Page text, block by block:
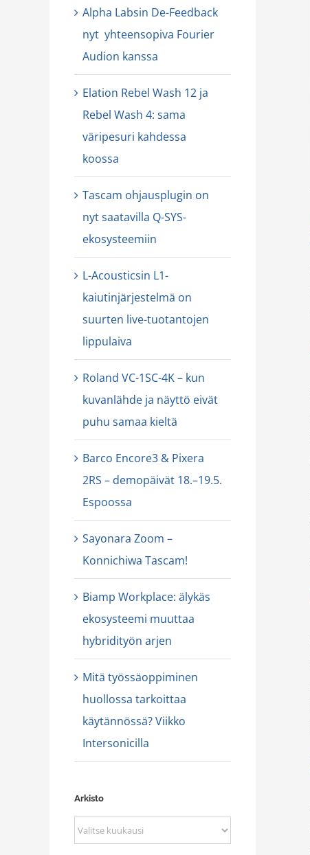
Alpha Labsin De-Feedback
nyt yhteensopiva Fourier
Audion kanssa
Elation Rebel Wash 12 ja
Rebel Wash 4: sama
väripesuri kahdessa
koossa
Tascam ohjausplugin on
nyt saatavilla Q-SYS-
ekosysteemiin
L-Acousticsin L1-
kaiutinjärjestelmä on
suurten live-tuotantojen
lippulaiva
Roland VC-1SC-4K – kun
kuvanlähde ja näyttö eivät
puhu samaa kieltä
Barco Encore3 & Pixera
2RS – demopäivät 18.–19.5.
Espoossa
Sayonara Zoom –
Konnichiwa Tascam!
Biamp Workplace: älykäs
ekosysteemi muuttaa
hybridityön arjen
Mitä työssäoppiminen
huollossa tarkoittaa
käytännössä? Viikko
Intersonicilla
Arkisto
Arkisto